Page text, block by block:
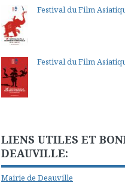
Festival du Film
Festival du Film
LIENS UTILES ET
DEAUVILLE:
Mairie de Deauville